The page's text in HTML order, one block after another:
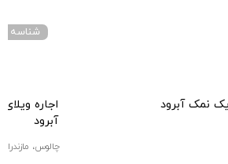
نمک آبرود
اجاره
آبرود
شناسه : 3008
چالوس،